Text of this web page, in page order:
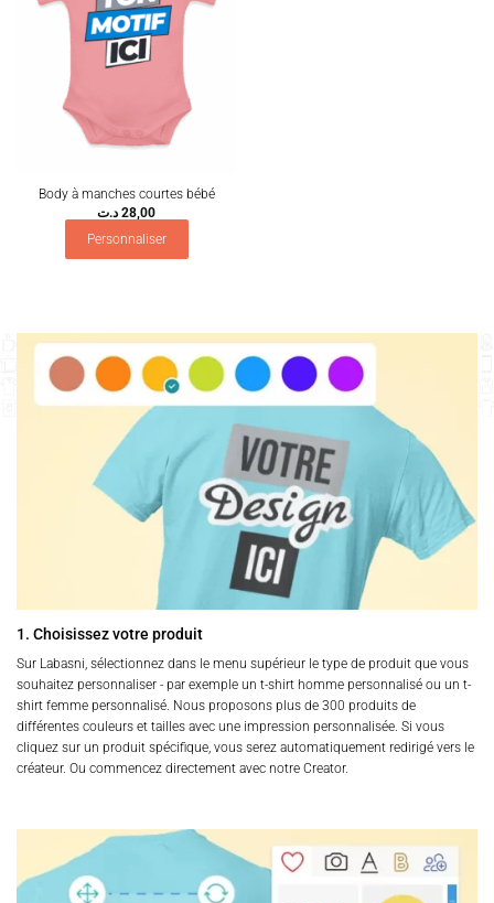
Body à manches courtes bébé
28,00 د.ت
Personnaliser
1. Choisissez votre produit
Sur Labasni, sélectionnez dans le menu supérieur le type de produit que vous
souhaitez personnaliser - par exemple un t-shirt homme personnalisé ou un t-
shirt femme personnalisé. Nous proposons plus de 300 produits de
différentes couleurs et tailles avec une impression personnalisée. Si vous
cliquez sur un produit spécifique, vous serez automatiquement redirigé vers le
créateur. Ou commencez directement avec notre Creator.